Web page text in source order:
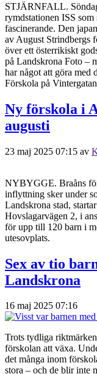
STJÄRNFALL.
rymdstationen ISS
fascinerande. Den
av August Strindbergs
över ett österrikiskt
på Landskrona Foto –
har något att göra med
Förskola på
Ny förskola i
augusti
23 maj 2025 07:15 av
NYBYGGE. Braåns
inflyttning sker under
Landskrona stad,
Hovslagarvägen 2, i
för upp till 120 barn i
utesovplats.
Sex av tio
Landskrona
16 maj 2025 07:16
Trots tydliga
förskolan att växa.
det många inom
stora – och de blir inte